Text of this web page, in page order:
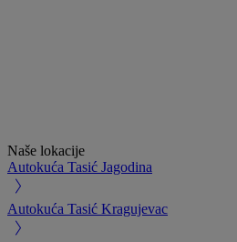
Naše lokacije
Autokuća Tasić Jagodina
Autokuća Tasić Kragujevac